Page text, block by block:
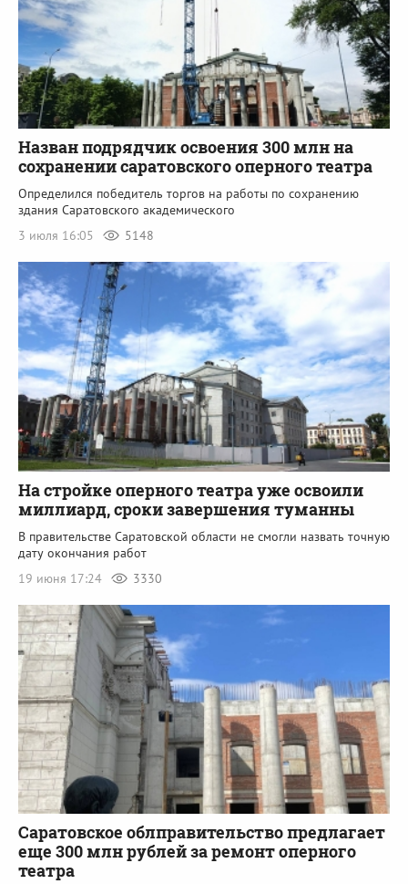
Назван подрядчик освоения 300 млн на
сохранении саратовского оперного театра
Определился победитель торгов на работы по сохранению
здания Саратовского академического
3 июля 16:05
5148
На стройке оперного театра уже освоили
миллиард, сроки завершения туманны
В правительстве Саратовской области не смогли назвать точную
дату окончания работ
19 июня 17:24
3330
Саратовское облправительство предлагает
еще 300 млн рублей за ремонт оперного
театра